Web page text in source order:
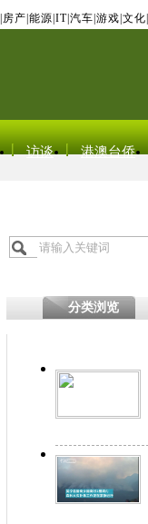
房产 能源 IT| 汽车 游戏 文化
访谈 港澳台侨
分类浏览